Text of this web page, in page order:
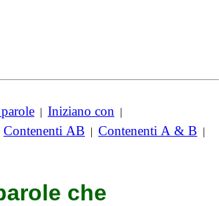
| Iniziano con |
Contenenti AB | Contenenti A & B |
che